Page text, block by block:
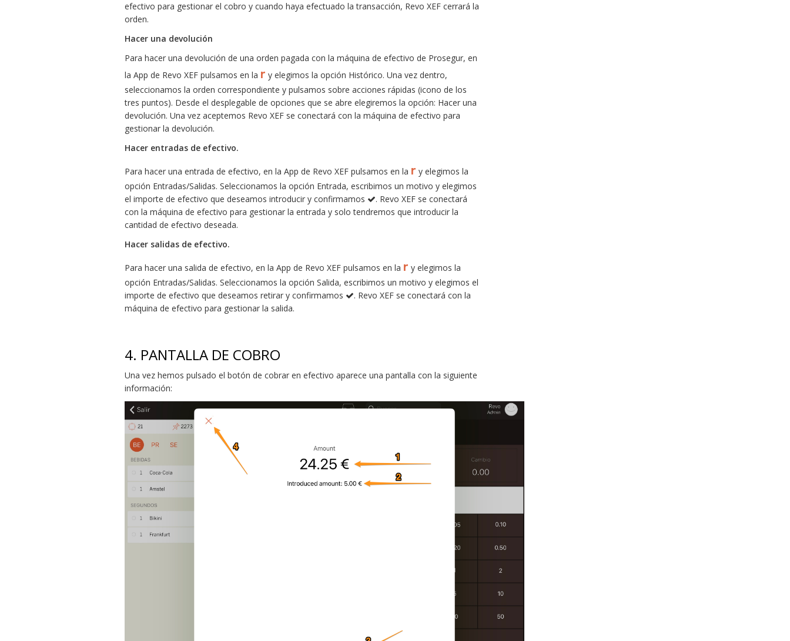
efectivo para gestionar el cobro y cuando haya efectuado la transacción, Revo XEF cerrará la
orden.
Hacer una devolución
Para hacer una devolución de una orden pagada con la máquina de efectivo de Prosegur, en
la App de Revo XEF pulsamos en la r y elegimos la opción Histórico. Una vez dentro,
seleccionamos la orden correspondiente y pulsamos sobre acciones rápidas (icono de los
tres puntos). Desde el desplegable de opciones que se abre elegiremos la opción: Hacer una
devolución. Una vez aceptemos Revo XEF se conectará con la máquina de efectivo para
gestionar la devolución.
Hacer entradas de efectivo.
Para hacer una entrada de efectivo, en la App de Revo XEF pulsamos en la r y elegimos la
opción Entradas/Salidas. Seleccionamos la opción Entrada, escribimos un motivo y elegimos
el importe de efectivo que deseamos introducir y confirmamos
. Revo XEF se conectará
con la máquina de efectivo para gestionar la entrada y solo tendremos que introducir la
cantidad de efectivo deseada.
Hacer salidas de efectivo.
Para hacer una salida de efectivo, en la App de Revo XEF pulsamos en la r y elegimos la
opción Entradas/Salidas. Seleccionamos la opción Salida, escribimos un motivo y elegimos el
importe de efectivo que deseamos retirar y confirmamos
. Revo XEF se conectará con la
máquina de efectivo para gestionar la salida.
4. PANTALLA DE COBRO
Una vez hemos pulsado el botón de cobrar en efectivo aparece una pantalla con la siguiente
información: